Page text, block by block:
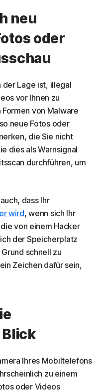
neu
oder
Lage ist, illegal
vor Ihnen zu
von Malware
neue Fotos oder
die Sie nicht
dies als Warnsignal
durchführen, um
dass Ihr
wird, wenn sich Ihr
von einem Hacker
der Speicherplatz
schnell zu
Zeichen dafür sein,
Ihres Mobiltelefons
zu einem
oder Videos